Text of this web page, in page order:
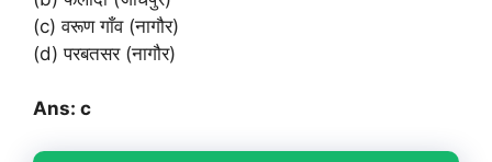
(c) वरूण गाँव (नागौर)
(d) परबतसर (नागौर)
Ans: c